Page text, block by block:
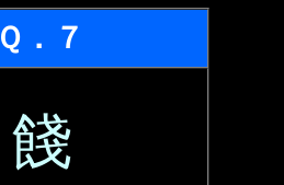
Ｑ．７
餞